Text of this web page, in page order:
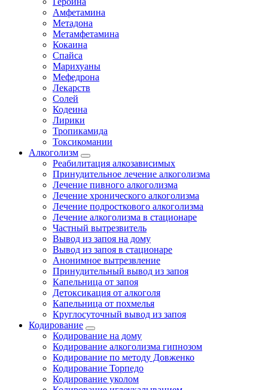
Амфетамина
Метадона
Метамфетамина
Кокаина
Спайса
Марихуаны
Мефедрона
Лекарств
Солей
Кодеина
Лирики
Тропикамида
Токсикомании
Алкоголизм
Реабилитация алкозависимых
Принудительное лечение алкоголизма
Лечение пивного алкоголизма
Лечение хронического алкоголизма
Лечение подросткового алкоголизма
Лечение алкоголизма в стационаре
Частный вытрезвитель
Вывод из запоя на дому
Вывод из запоя в стационаре
Анонимное вытрезвление
Принудительный вывод из запоя
Капельница от запоя
Детоксикация от алкоголя
Капельница от похмелья
Круглосуточный вывод из запоя
Кодирование
Кодирование на дому
Кодирование алкоголизма гипнозом
Кодирование по методу Довженко
Кодирование Торпедо
Кодирование уколом